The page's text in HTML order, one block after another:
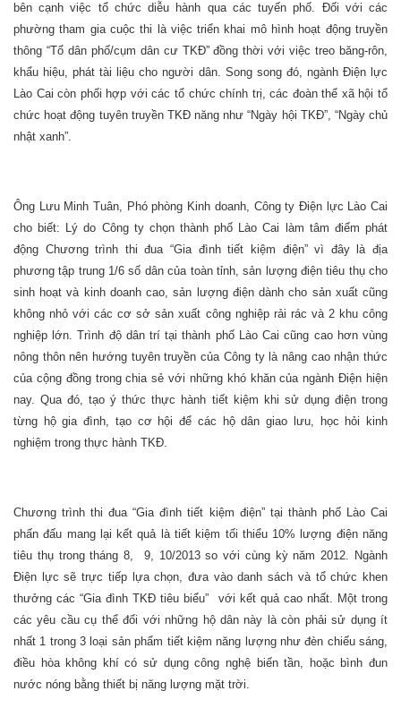
bên cạnh việc tổ chức diễu hành qua các tuyến phố. Đối với các
phường tham gia cuộc thi là việc triển khai mô hình hoạt động truyền
thông “Tổ dân phố/cụm dân cư TKĐ” đồng thời với việc treo băng-rôn,
khẩu hiệu, phát tài liệu cho người dân. Song song đó, ngành Điện lực
Lào Cai còn phối hợp với các tổ chức chính trị, các đoàn thể xã hội tổ
chức hoạt động tuyên truyền TKĐ năng như “Ngày hội TKĐ”, “Ngày chủ
nhật xanh”.
Ông Lưu Minh Tuân, Phó phòng Kinh doanh, Công ty Điện lực Lào Cai
cho biết: Lý do Công ty chọn thành phố Lào Cai làm tâm điểm phát
động Chương trình thi đua “Gia đình tiết kiệm điện” vì đây là địa
phương tập trung 1/6 số dân của toàn tỉnh, sản lượng điện tiêu thụ cho
sinh hoạt và kinh doanh cao, sản lượng điện dành cho sản xuất cũng
không nhỏ với các cơ sở sản xuất công nghiệp rải rác và 2 khu công
nghiệp lớn. Trình độ dân trí tại thành phố Lào Cai cũng cao hơn vùng
nông thôn nên hướng tuyên truyền của Công ty là nâng cao nhận thức
của cộng đồng trong chia sẻ với những khó khăn của ngành Điện hiện
nay. Qua đó, tạo ý thức thực hành tiết kiệm khi sử dụng điện trong
từng hộ gia đình, tạo cơ hội để các hộ dân giao lưu, học hỏi kinh
nghiệm trong thực hành TKĐ.
Chương trình thi đua “Gia đình tiết kiệm điện” tại thành phố Lào Cai
phấn đấu mang lại kết quả là tiết kiệm tối thiểu 10% lượng điện năng
tiêu thụ trong tháng 8, 9, 10/2013 so với cùng kỳ năm 2012. Ngành
Điện lực sẽ trực tiếp lựa chọn, đưa vào danh sách và tổ chức khen
thưởng các “Gia đình TKĐ tiêu biểu” với kết quả cao nhất. Một trong
các yêu cầu cụ thể đối với những hộ dân này là còn phải sử dụng ít
nhất 1 trong 3 loại sản phẩm tiết kiệm năng lượng như đèn chiếu sáng,
điều hòa không khí có sử dụng công nghệ biến tần, hoặc bình đun
nước nóng bằng thiết bị năng lượng mặt trời.